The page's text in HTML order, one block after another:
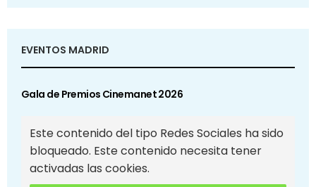
EVENTOS MADRID
Gala de Premios Cinemanet 2026
Este contenido del tipo Redes Sociales ha sido
bloqueado. Este contenido necesita tener
activadas las cookies.